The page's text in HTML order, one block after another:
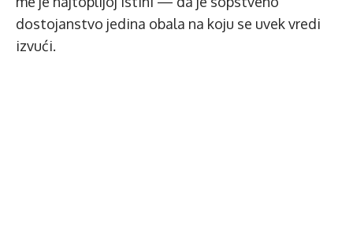
dostojanstvo jedina obala na koju se uvek vredi
izvući.